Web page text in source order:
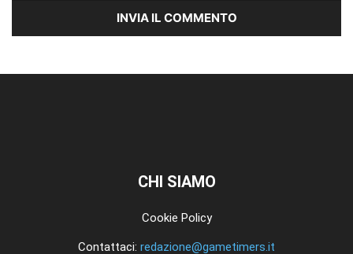
CHI SIAMO
Cookie Policy
Contattaci: redazione@gametimers.it